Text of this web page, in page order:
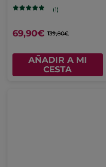
(1)
69,90€ 139,80€
AÑADIR A MI
CESTA